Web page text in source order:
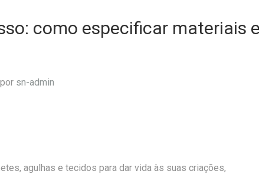
como especificar materiais
sn-admin
agulhas e tecidos para dar vida às suas criações,